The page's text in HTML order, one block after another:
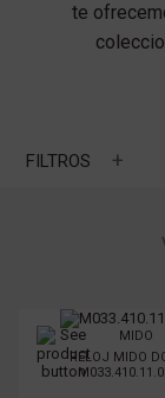
te
FILTROS +
MATERIAL DE LA
MIDO
RELOJ MIDO